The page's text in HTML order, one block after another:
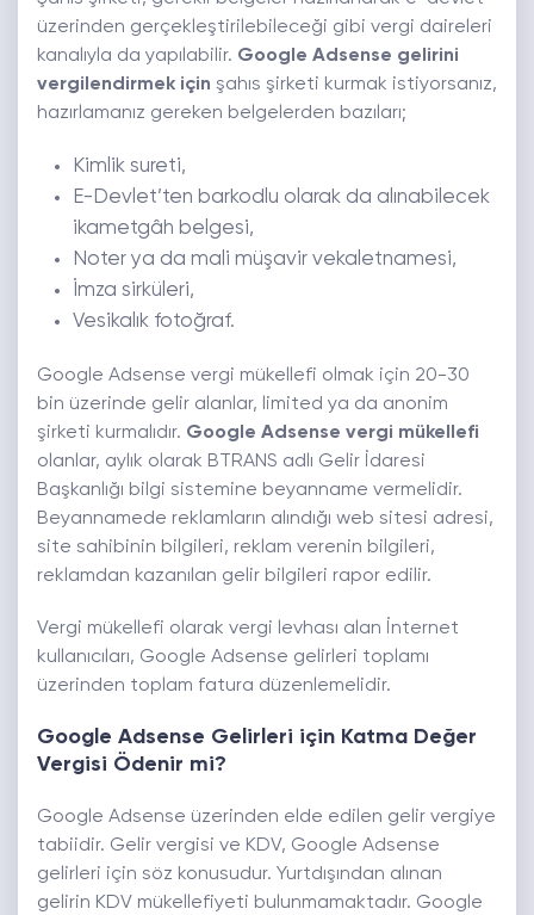
üzerinden gerçekleştirilebileceği gibi vergi daireleri
kanalıyla da yapılabilir. Google Adsense gelirini
vergilendirmek için şahıs şirketi kurmak istiyorsanız,
hazırlamanız gereken belgelerden bazıları;
Kimlik sureti,
E-Devlet’ten barkodlu olarak da alınabilecek
ikametgâh belgesi,
Noter ya da mali müşavir vekaletnamesi,
İmza sirküleri,
Vesikalık fotoğraf.
Google Adsense vergi mükellefi olmak için 20-30
bin üzerinde gelir alanlar, limited ya da anonim
şirketi kurmalıdır. Google Adsense vergi mükellefi
olanlar, aylık olarak BTRANS adlı Gelir İdaresi
Başkanlığı bilgi sistemine beyanname vermelidir.
Beyannamede reklamların alındığı web sitesi adresi,
site sahibinin bilgileri, reklam verenin bilgileri,
reklamdan kazanılan gelir bilgileri rapor edilir.
Vergi mükellefi olarak vergi levhası alan İnternet
kullanıcıları, Google Adsense gelirleri toplamı
üzerinden toplam fatura düzenlemelidir.
Google Adsense Gelirleri için Katma Değer
Vergisi Ödenir mi?
Google Adsense üzerinden elde edilen gelir vergiye
tabiidir. Gelir vergisi ve KDV, Google Adsense
gelirleri için söz konusudur. Yurtdışından alınan
gelirin KDV mükellefiyeti bulunmamaktadır. Google